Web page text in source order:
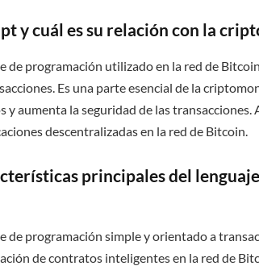
y cuál es su relación con la
de programación utilizado en la red de
Es una parte esencial de la
y aumenta la seguridad de las transacciones.
descentralizadas en la red de Bitcoin.
principales del
de programación simple y orientado a
de contratos inteligentes en la red de